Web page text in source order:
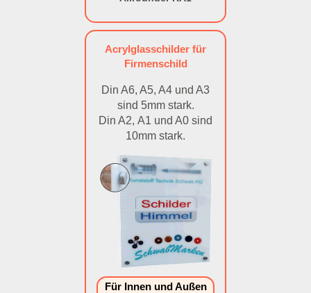
Acrylglasschilder für
Firmenschild
Din A6, A5, A4 und A3
sind 5mm stark.
Din A2, A1 und A0 sind
10mm stark.
Für Innen und Außen